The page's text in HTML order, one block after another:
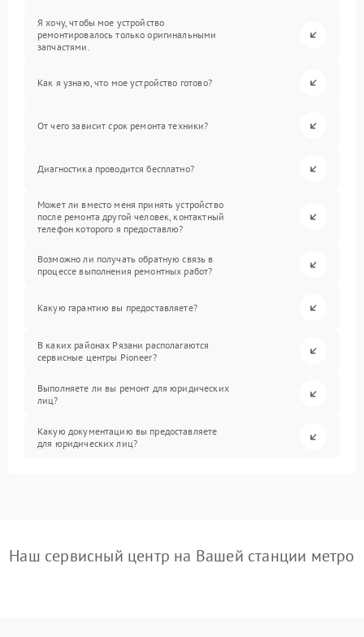
Я хочу, чтобы мое устройство
ремонтировалось только оригинальными
запчастями.
Как я узнаю, что мое устройство готово?
От чего зависит срок ремонта техники?
Диагностика проводится бесплатно?
Может ли вместо меня принять устройство
после ремонта другой человек, контактный
телефон которого я предоставлю?
Возможно ли получать обратную связь в
процессе выполнения ремонтных работ?
Какую гарантию вы предоставляете?
В каких районах Рязани располагаются
сервисные центры Pioneer?
Выполняете ли вы ремонт для юридических
лиц?
Какую документацию вы предоставляете
для юридических лиц?
Наш сервисный центр на Вашей станции метро